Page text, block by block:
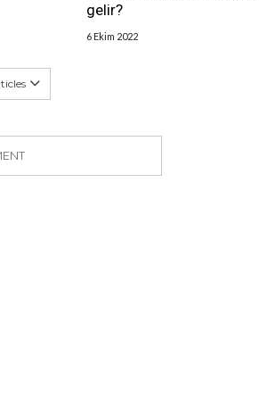
gelir?
6 Ekim 2022